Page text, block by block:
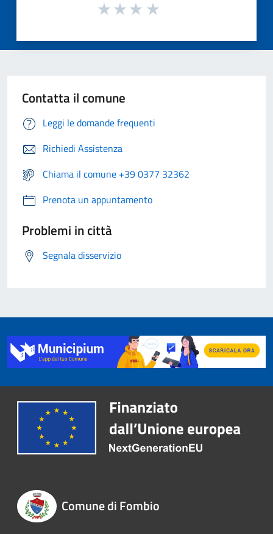
Contatta il comune
Leggi le domande frequenti
Richiedi Assistenza
Chiama il comune +39 0377 32362
Prenota un appuntamento
Problemi in città
Segnala disservizio
Comune di Fombio